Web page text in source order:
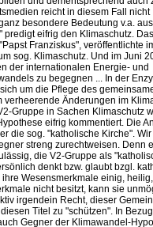
reicht in diesem Fall nicht
besondere Bedeutung v.a.
predigt eifrig den Klimaschutz. Das
Franziskus", veröffentlichte
sog. Klimaschutz. Und im Juni
der internationalen Energie- und
zu begegnen ... In der
um die Pflege des
Änderungen im
Gruppe in Sachen Klimaschutz
eifrig kommentiert. Die
die sog. "katholische Kirche". Wir
streng zurechtweisen. Denn
die V2-Gruppe als
denkt bzw. glaubt bzgl.
Wesensmerkmale einig, heilig,
nicht besitzt, kann sie
irgendein Recht, dieser
Titel zu "schützen". In
Gegner der Klimawandel-